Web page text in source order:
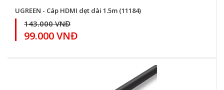
UGREEN - Cáp HDMI dẹt dài 1.5m (11184)
143.000 VNĐ
99.000 VNĐ